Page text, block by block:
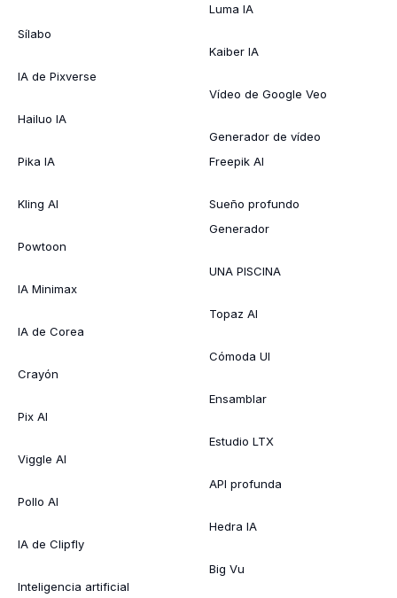
Sílabo
IA de Pixverse
Hailuo IA
Pika IA
Kling AI
Powtoon
IA Minimax
IA de Corea
Crayón
Pix AI
Viggle AI
Pollo AI
IA de Clipfly
Inteligencia artificial
Luma IA
Kaiber IA
Vídeo de Google Veo
Generador de vídeo
Freepik AI
Sueño profundo
Generador
UNA PISCINA
Topaz AI
Cómoda UI
Ensamblar
Estudio LTX
API profunda
Hedra IA
Big Vu